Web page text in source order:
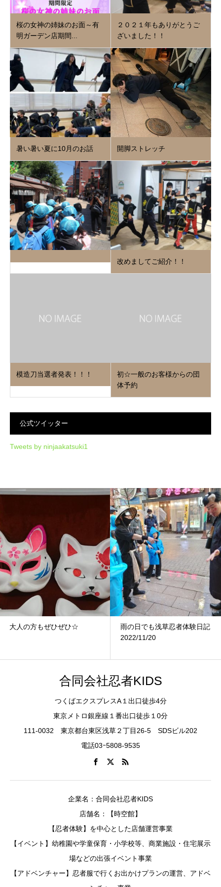
桜の女神の姉妹のお面～有
明ガーデン店期間...
２０２１年もありがとうご
ざいました！！
暑い暑い夏に10月のお話 開脚ストレッチ
改めましてご紹介！！
模造刀当選者発表！！！
初☆一般のお客様からの団
体予約
公式ツイッター
Tweets by ninjaakatsuki1
大人の方もぜひぜひ☆
雨の日でも浅草忍者体験日記
2022/11/20
合同会社忍者KIDS
つくばエクスプレスA１出口徒歩4分
東京メトロ銀座線１番出口徒歩１0分
111-0032 東京都台東区浅草２丁目26-5 SDSビル202
電話03ｰ5808-9535
企業名：合同会社忍者KIDS
店舗名：【時空館】
【忍者体験】を中心とした店舗運営事業
【イベント】幼稚園や学童保育・小学校等、商業施設・住宅展示
場などの出張イベント事業
【アドベンチャー】忍者服で行くお出かけプランの運営、アドベ